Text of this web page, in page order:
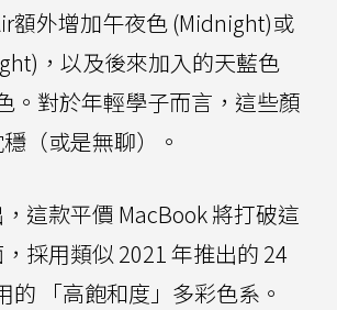
額外增加午夜色 (Midnight)或
，以及後來加入的天藍色
。對於年輕學子而言，這些顏
（或是無聊）。
這款平價 MacBook 將打破這
採用類似 2021 年推出的 24
的 「高飽和度」多彩色系。